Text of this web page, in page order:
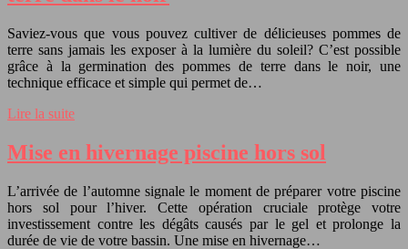
Saviez-vous que vous pouvez cultiver de délicieuses pommes de
terre sans jamais les exposer à la lumière du soleil? C’est possible
grâce à la germination des pommes de terre dans le noir, une
technique efficace et simple qui permet de…
Lire la suite
Mise en hivernage piscine hors sol
L’arrivée de l’automne signale le moment de préparer votre piscine
hors sol pour l’hiver. Cette opération cruciale protège votre
investissement contre les dégâts causés par le gel et prolonge la
durée de vie de votre bassin. Une mise en hivernage…